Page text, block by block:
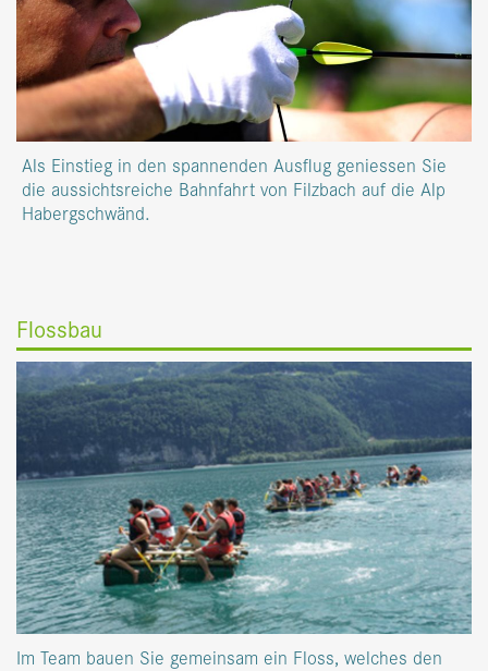
Als Einstieg in den spannenden Ausflug geniessen Sie
die aussichtsreiche Bahnfahrt von Filzbach auf die Alp
Habergschwänd.
Flossbau
Im Team bauen Sie gemeinsam ein Floss, welches den